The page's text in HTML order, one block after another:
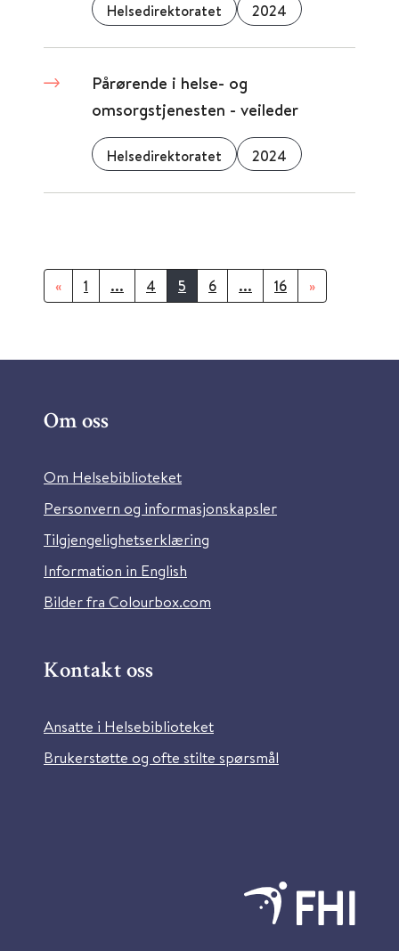
Helsedirektoratet 2024
Pårørende i helse- og
omsorgstjenesten - veileder
Helsedirektoratet 2024
« 1 ... 4 5 6 ... 16 »
Om oss
Om Helsebiblioteket
Personvern og informasjonskapsler
Tilgjengelighetserklæring
Information in English
Bilder fra Colourbox.com
Kontakt oss
Ansatte i Helsebiblioteket
Brukerstøtte og ofte stilte spørsmål